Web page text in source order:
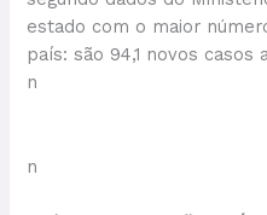
estado com o maior
país: são 94,1 novos casos
n
n